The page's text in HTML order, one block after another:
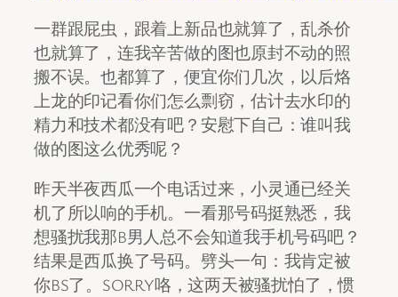
一群跟屁虫，跟着上新品也就算了，乱杀价
也就算了，连我辛苦做的图也原封不动的照
搬不误。也都算了，便宜你们几次，以后烙
上龙的印记看你们怎么剽窃，估计去水印的
精力和技术都没有吧？安慰下自己：谁叫我
做的图这么优秀呢？
昨天半夜西瓜一个电话过来，小灵通已经关
机了所以响的手机。一看那号码挺熟悉，我
想骚扰我那B男人总不会知道我手机号码吧？
结果是西瓜换了号码。劈头一句：我肯定被
你BS了。SORRY咯，这两天被骚扰怕了，惯